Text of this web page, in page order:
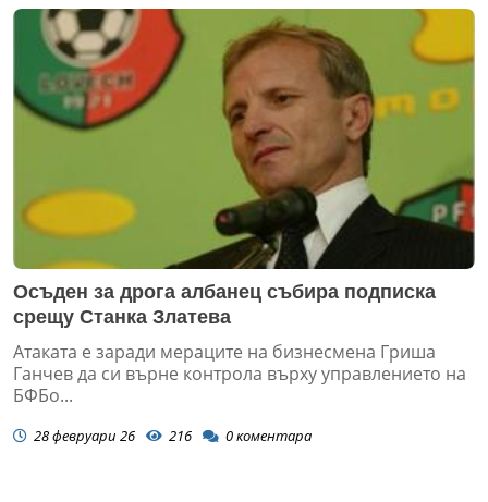
Осъден за дрога албанец събира подписка
срещу Станка Златева
Атаката е заради мераците на бизнесмена Гриша
Ганчев да си върне контрола върху управлението на
БФБо...
28 февруари 26 216 0коментара